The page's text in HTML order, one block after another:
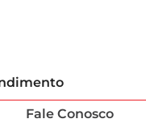
Fale Conosco